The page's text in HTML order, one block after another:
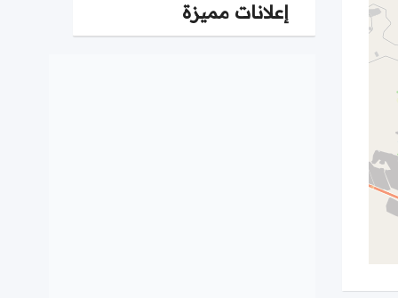
إعلانات مميزة